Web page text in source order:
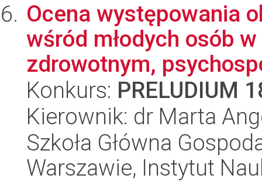
Ocena występowania
wśród młodych osób
zdrowotnym,
Konkurs: PRELUDIUM
Kierownik: dr Marta
Szkoła Główna
Warszawie, Instytut